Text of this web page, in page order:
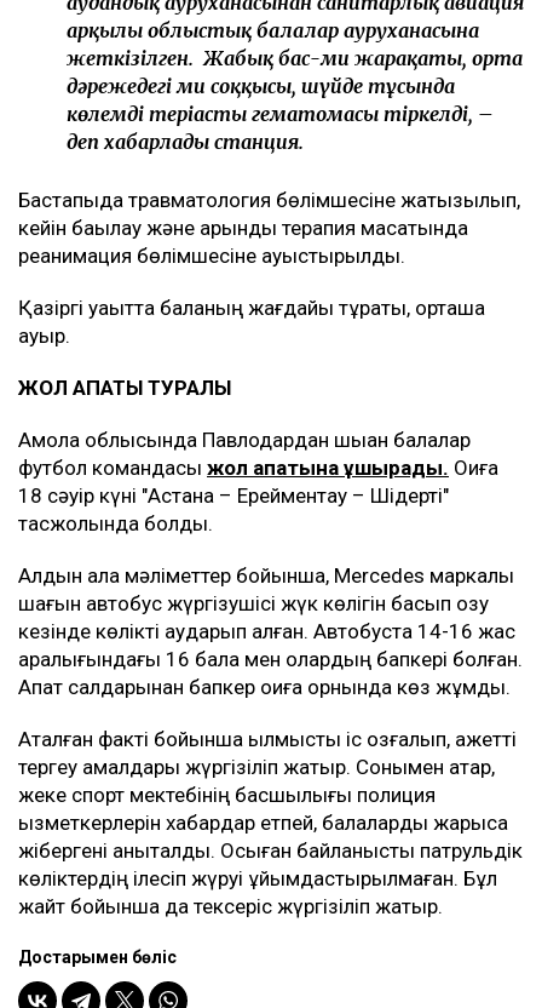
арқылы облыстық балалар ауруханасына
жеткізілген. Жабық бас-ми жарақаты, орта
дәрежедегі ми соққысы, шүйде тұсында
көлемді теріасты гематомасы тіркелді, –
деп хабарлады станция.
Бастапқыда травматология бөлімшесіне жатқызылып,
кейін бақылау және қарқынды терапия мақсатында
реанимация бөлімшесіне ауыстырылды.
Қазіргі уақытта баланың жағдайы тұрақты, орташа
ауыр.
ЖОЛ АПАТЫ ТУРАЛЫ
Ақмола облысында Павлодардан шыққан балалар
футбол командасы жол апатына ұшырады. Оқиға
18 сәуір күні "Астана – Ерейментау – Шідерті"
тасжолында болды.
Алдын ала мәліметтер бойынша, Mercedes маркалы
шағын автобус жүргізушісі жүк көлігін басып озу
кезінде көлікті аударып алған. Автобуста 14-16 жас
аралығындағы 16 бала мен олардың бапкері болған.
Апат салдарынан бапкер оқиға орнында көз жұмды.
Аталған факті бойынша қылмыстық іс қозғалып, қажетті
тергеу амалдары жүргізіліп жатыр. Сонымен қатар,
жеке спорт мектебінің басшылығы полиция
қызметкерлерін хабардар етпей, балаларды жарысқа
жібергені анықталды. Осыған байланысты патрульдік
көліктердің ілесіп жүруі ұйымдастырылмаған. Бұл
жайт бойынша да тексеріс жүргізіліп жатыр.
Достарыңмен бөліс